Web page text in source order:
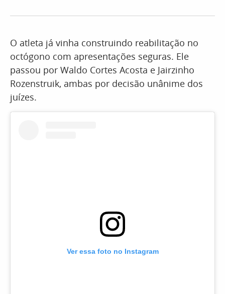
O atleta já vinha construindo reabilitação no
octógono com apresentações seguras. Ele
passou por Waldo Cortes Acosta e Jairzinho
Rozenstruik, ambas por decisão unânime dos
juízes.
Ver essa foto no Instagram